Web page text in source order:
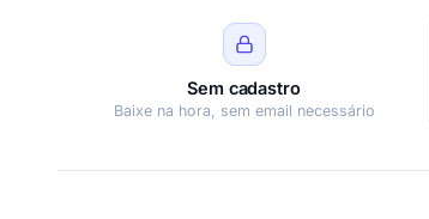
Sem cadastro
Baixe na hora, sem email necessário